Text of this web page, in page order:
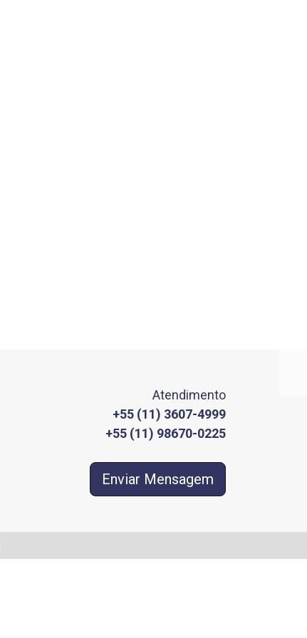
Atendimento
+55 (11) 3607-4999
+55 (11) 98670-0225
Enviar Mensagem